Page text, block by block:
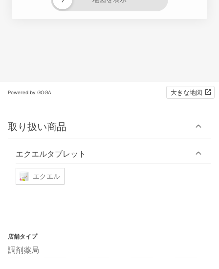
Powered by GOGA 大きな地図
取り扱い商品
エクエルタブレット
エクエル
店舗タイプ
調剤薬局